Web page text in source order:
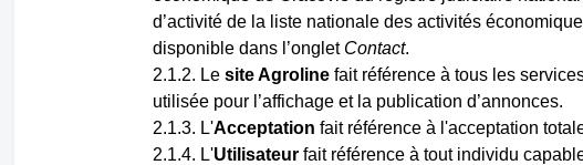
d’activité de la liste nationale des activités
disponible dans l’onglet Contact.
Le site Agrolinefait référence à tous les
utilisée pour l’affichage et la publication d’annonces.
L'Acceptation fait référence à l'acceptation
L'Utilisateurfait référence à tout individu